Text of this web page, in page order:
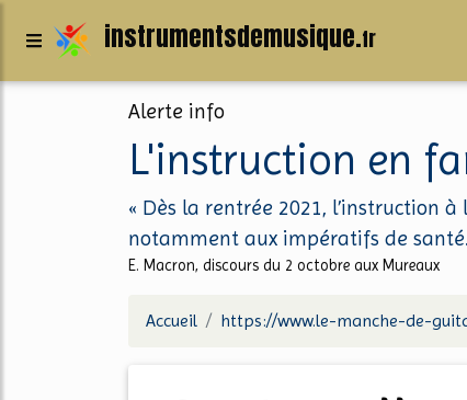
instrumentsdemusique.fr
Alerte info
L'instruction en
« Dès la rentrée 2021, l’instruction
notamment aux impératifs de
E. Macron, discours du 2 octobre aux Mureaux
Accueil https://www.le-manche-de-